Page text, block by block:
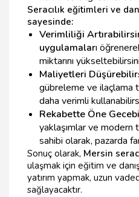
Seracılık eğitimleri ve
sayesinde:
Verimliliği
uygulamaları
miktarını
Maliyetleri
gübreleme ve ilaçlama
daha verimli
Rekabette Öne
yaklaşımlar ve modern
sahibi olarak, pazarda
Sonuç olarak, Mersin
ulaşmak için eğitim ve
yatırım yapmak, uzun
sağlayacaktır.